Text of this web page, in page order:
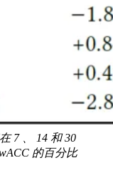
7 、 14 和 30
的百分比